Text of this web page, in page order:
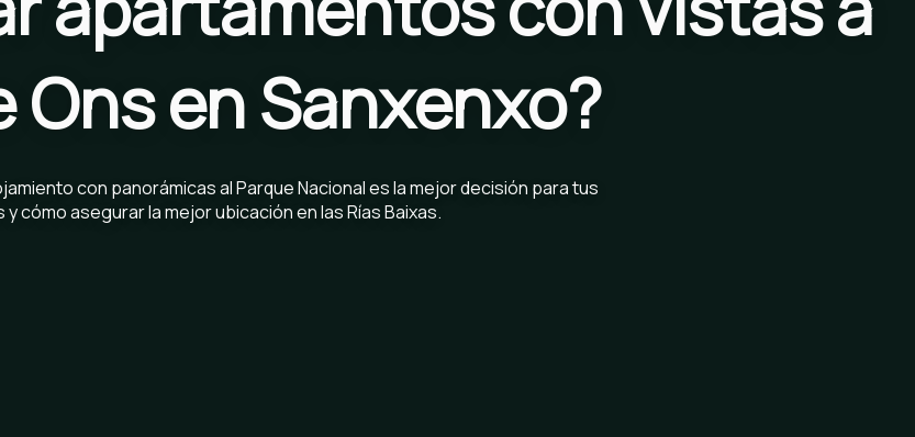
Ons en Sanxenxo?
con panorámicas al Parque Nacional es la mejor decisión para tus
cómo asegurar la mejor ubicación en las Rías Baixas.